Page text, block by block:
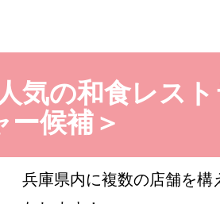
気の和食レス
候補＞
兵庫県内に複数の店舗を